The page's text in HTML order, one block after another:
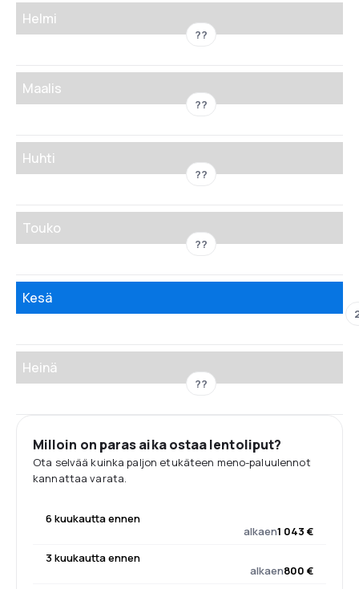
Helmi
??
Maalis
??
Huhti
??
Touko
??
Kesä
Heinä
??
Milloin on paras aika ostaa lentoliput?
Ota selvää kuinka paljon etukäteen meno-paluulennot
kannattaa varata.
6 kuukautta ennen
alkaen1 043 €
3 kuukautta ennen
alkaen800 €